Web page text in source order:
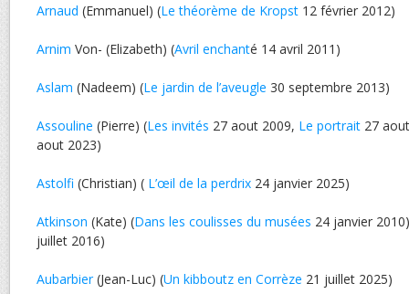
Arnaud (Emmanuel) (Le théorème de Kropst 12 février 2012)
Arnim Von- (Elizabeth) (Avril enchanté 14 avril 2011)
Aslam (Nadeem) (Le jardin de l’aveugle 30 septembre 2013)
Assouline (Pierre) (Les invités 27 aout 2009, Le portrait 27
aout 2023)
Astolfi (Christian) ( L’œil de la perdrix 24 janvier 2025)
Atkinson (Kate) (Dans les coulisses du musées 24 janvier
juillet 2016)
Aubarbier(Jean-Luc) (Un kibboutz en Corrèze 21 juillet 2025)